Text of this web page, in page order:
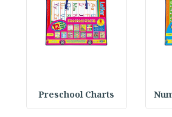
Preschool Charts